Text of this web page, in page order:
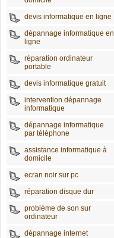
devis informatique en ligne
dépannage informatique en
ligne
réparation ordinateur
portable
devis informatique gratuit
intervention dépannage
informatique
dépannage informatique
par téléphone
assistance informatique à
domicile
ecran noir sur pc
réparation disque dur
problème de son sur
ordinateur
dépannage internet